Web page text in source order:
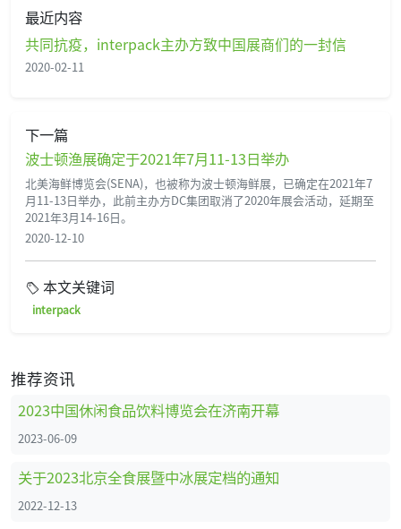
最近内容
共同抗疫，interpack主办方致中国展商们的一封信
2020-02-11
下一篇
波士顿渔展确定于2021年7月11-13日举办
北美海鲜博览会(SENA)，也被称为波士顿海鲜展，已确定在2021年7
月11-13日举办，此前主办方DC集团取消了2020年展会活动，延期至
2021年3月14-16日。
2020-12-10
本文关键词
interpack
推荐资讯
2023中国休闲食品饮料博览会在济南开幕
2023-06-09
关于2023北京全食展暨中冰展定档的通知
2022-12-13